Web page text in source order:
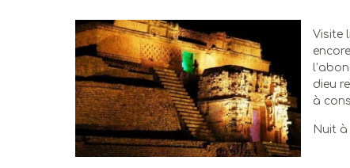
Visite
dieu
à
Nuit à